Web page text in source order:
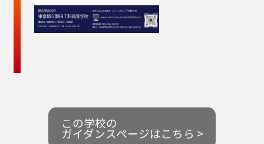
この学校の
ガイダンスページはこちら >